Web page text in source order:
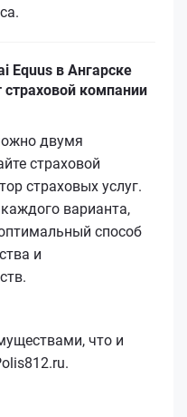
Equus в Ангарске
страховой компании
двумя
страховой
страховых услуг.
варианта,
способ
и
что и